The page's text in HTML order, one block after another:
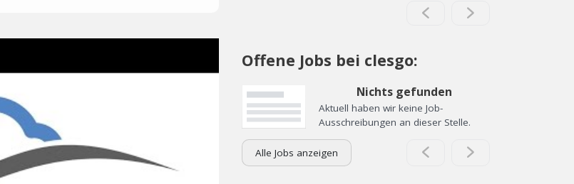
Offene Jobs bei clesgo:
Nichts gefunden
Aktuell haben wir keine Job-
Ausschreibungen an dieser Stelle.
Alle Jobs anzeigen